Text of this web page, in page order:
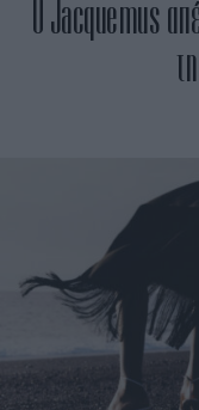
Ο Jacquemus